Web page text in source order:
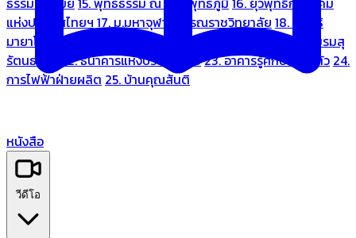
แห่งประเทศไทยฯ 17. ม.มหาจุฬาลงกรณราชวิทยาลัย 18. มูลนิธิ
มายาโคตมี
19. ariya wellness center
21. ชมรมสุ
รัตนธรรม
22. ธนาคารแห่งประเทศไทย23. อาคารรู้ศึกษารู้สึกตัว 24.
การไฟฟ้าฝ่ายผลิต 25. บ้านคุณสันติ
หนังสือ
วีดีโอ